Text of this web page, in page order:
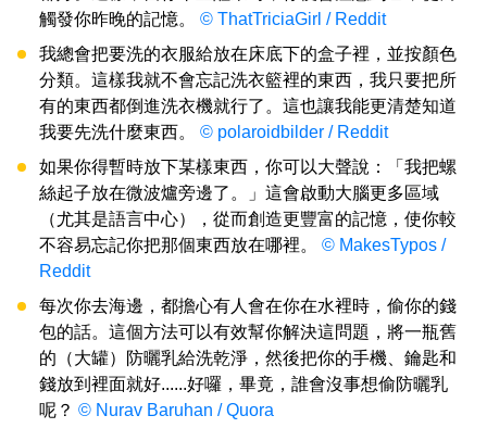
觸發你昨晚的記憶。 © ThatTriciaGirl / Reddit
我總會把要洗的衣服給放在床底下的盒子裡，並按顏色
分類。這樣我就不會忘記洗衣籃裡的東西，我只要把所
有的東西都倒進洗衣機就行了。這也讓我能更清楚知道
我要先洗什麼東西。 © polaroidbilder / Reddit
如果你得暫時放下某樣東西，你可以大聲說：「我把螺
絲起子放在微波爐旁邊了。」這會啟動大腦更多區域
（尤其是語言中心），從而創造更豐富的記憶，使你較
不容易忘記你把那個東西放在哪裡。 © MakesTypos /
Reddit
每次你去海邊，都擔心有人會在你在水裡時，偷你的錢
包的話。這個方法可以有效幫你解決這問題，將一瓶舊
的（大罐）防曬乳給洗乾淨，然後把你的手機、鑰匙和
錢放到裡面就好......好囉，畢竟，誰會沒事想偷防曬乳
呢？ © Nurav Baruhan / Quora